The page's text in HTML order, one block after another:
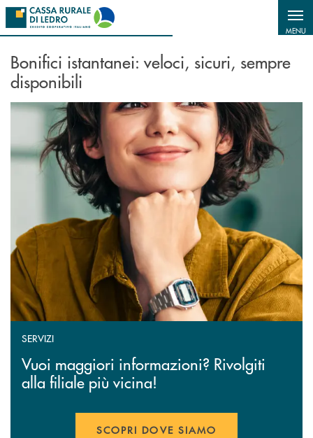
Salta al contenuto principale
MENU
Bonifici istantanei: veloci, sicuri, sempre
disponibili
SERVIZI
Vuoi maggiori informazioni? Rivolgiti
alla filiale più vicina!
SCOPRI DOVE SIAMO